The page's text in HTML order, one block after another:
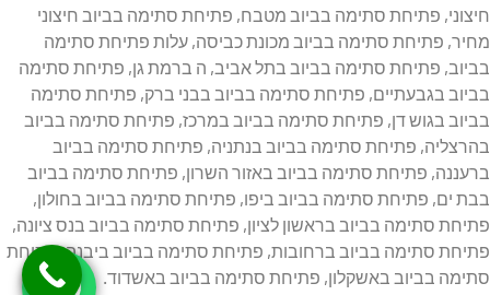
חיצוני, פתיחת סתימה בביוב מטבח, פתיחת סתימה בביוב חיצוני
מחיר, פתיחת סתימה בביוב מכונת כביסה, עלות פתיחת סתימה
בביוב, פתיחת סתימה בביוב בתל אביב, ה ברמת גן, פתיחת סתימה
בביוב בגבעתיים, פתיחת סתימה בביוב בבני ברק, פתיחת סתימה
בביוב בגוש דן, פתיחת סתימה בביוב במרכז, פתיחת סתימה בביוב
בהרצליה, פתיחת סתימה בביוב בנתניה, פתיחת סתימה בביוב
ברעננה, פתיחת סתימה בביוב באזור השרון, פתיחת סתימה בביוב
בבת ים, פתיחת סתימה בביוב ביפו, פתיחת סתימה בביוב בחולון,
פתיחת סתימה בביוב בראשון לציון, פתיחת סתימה בביוב בנס ציונה,
פתיחת סתימה בביוב ברחובות, פתיחת סתימה בביוב ביבנה, פתיחת
סתימה בביוב באשקלון, פתיחת סתימה בביוב באשדוד.